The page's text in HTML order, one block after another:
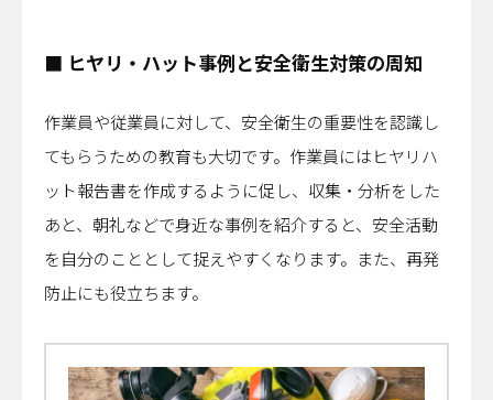
■ ヒヤリ・ハット事例と安全衛生対策の周知
作業員や従業員に対して、安全衛生の重要性を認識し
てもらうための教育も大切です。作業員にはヒヤリハ
ット報告書を作成するように促し、収集・分析をした
あと、朝礼などで身近な事例を紹介すると、安全活動
を自分のこととして捉えやすくなります。また、再発
防止にも役立ちます。